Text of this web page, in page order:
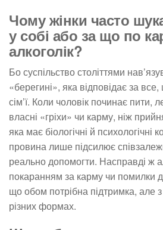
Чому жінки часто
у собі або за що по
алкоголік?
Бо суспільство століттями
«берегині», яка відповідає за
сім’ї. Коли чоловік починає пити,
власні «гріхи» чи карму, ніж
яка має біологічні й психологічні
провина лише підсилює
реально допомогти. Насправді ж
покаранням за карму чи помилки
що обом потрібна підтримка, але з
різних формах.